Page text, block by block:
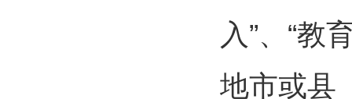
入”、“教
地市或县